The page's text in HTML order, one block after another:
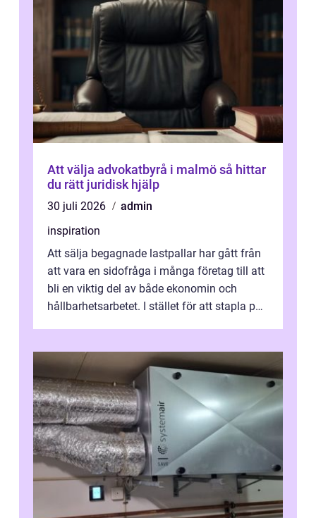
Att välja advokatbyrå i malmö så hittar
du rätt juridisk hjälp
30 juli 2026
admin
inspiration
Att sälja begagnade lastpallar har gått från
att vara en sidofråga i många företag till att
bli en viktig del av både ekonomin och
hållbarhetsarbetet. I stället för att stapla pall